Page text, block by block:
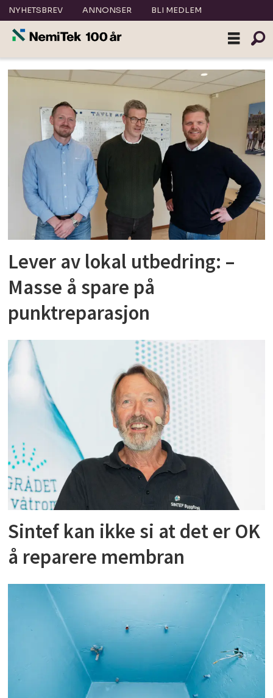
NYHETSBREV ANNONSER BLI MEDLEM
Tag:
bygningssakkyndig
Lever av lokal utbedring: –
Masse å spare på
punktreparasjon
Sintef kan ikke si at det er OK
å reparere membran